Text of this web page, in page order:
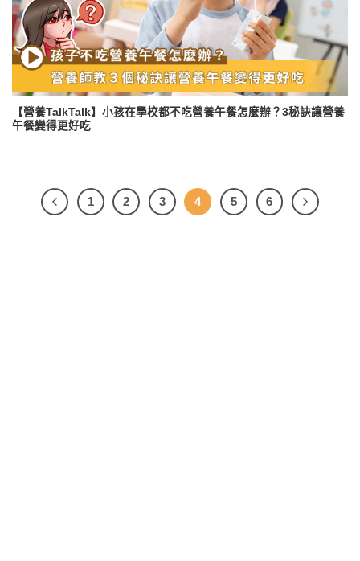
【營養TalkTalk】小孩在學校都不吃營養午餐怎麼辦？3秘訣讓營養
午餐變得更好吃
1 2 3 4 5 6